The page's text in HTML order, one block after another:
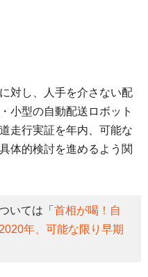
対し、人手を介さない配
小型の自動配送ロボット
走行実証を年内、可能な
体的検討を進めるよう関
いては「 首相が喝！自
年、可能な限り早期